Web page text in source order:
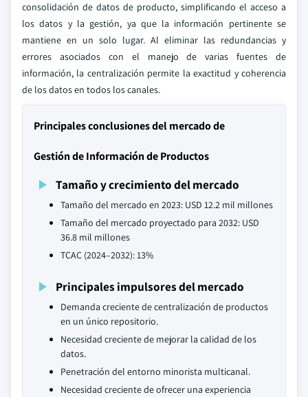
consolidación de datos de producto, simplificando el acceso a
los datos y la gestión, ya que la información pertinente se
mantiene en un solo lugar. Al eliminar las redundancias y
errores asociados con el manejo de varias fuentes de
información, la centralización permite la exactitud y coherencia
de los datos en todos los canales.
Principales conclusiones del mercado de
Gestión de Información de Productos
Tamaño y crecimiento del mercado
Tamaño del mercado en 2023: USD 12.2 mil millones
Tamaño del mercado proyectado para 2032: USD
36.8 mil millones
TCAC (2024–2032): 13%
Principales impulsores del mercado
Demanda creciente de centralización de productos
en un único repositorio.
Necesidad creciente de mejorar la calidad de los
datos.
Penetración del entorno minorista multicanal.
Necesidad creciente de ofrecer una experiencia